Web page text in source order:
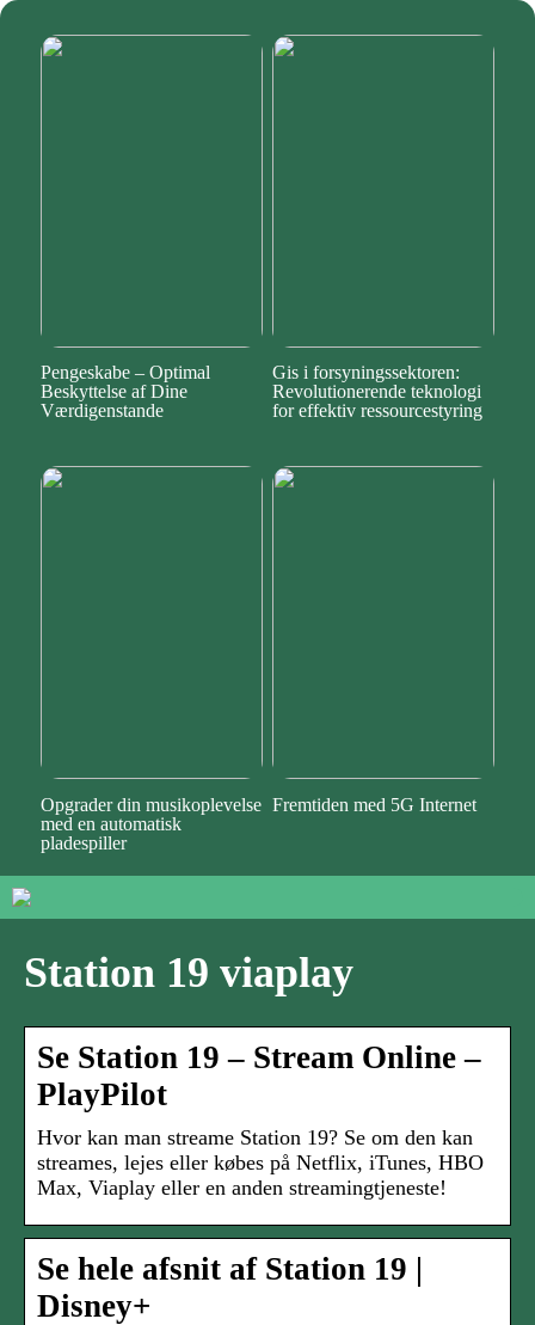
Pengeskabe – Optimal
Beskyttelse af Dine
Værdigenstande
Gis i forsyningssektoren:
Revolutionerende teknologi
for effektiv ressourcestyring
Opgrader din musikoplevelse
med en automatisk
pladespiller
Fremtiden med 5G Internet
Station 19 viaplay
Se Station 19 – Stream Online –
PlayPilot
Hvor kan man streame Station 19? Se om den kan
streames, lejes eller købes på Netflix, iTunes, HBO
Max, Viaplay eller en anden streamingtjeneste!
Se hele afsnit af Station 19 |
Disney+